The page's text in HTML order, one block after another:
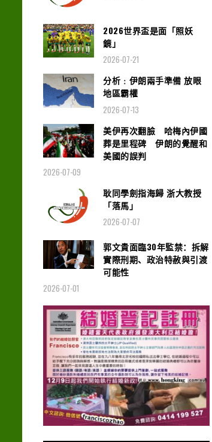
2026世界盃是面「照妖
鏡」
2026-07-21
分析﹕伊朗兩手準備 放眼
地區霸權
2026-07-13
美伊再次翻臉 哈梅內伊國
葬是里程碑 伊朗的覺醒和
美國的誤判
2026-07-09
耿同學劍指海歸 浙大教授
「落馬」
2026-07-07
郭文貴面臨30年監禁：拆解
實際刑期、政治特赦與引渡
可能性
2026-07-01